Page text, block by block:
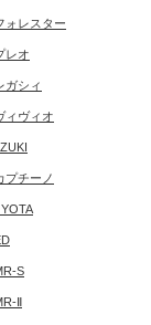
ォレスター
レオ
ガシィ
ィヴィオ
プチーノ
S
Ⅱ